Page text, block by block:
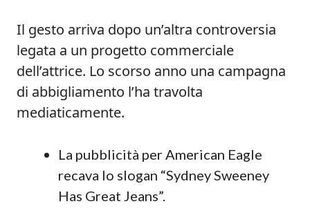
Il gesto arriva dopo un’altra controversia
legata a un progetto commerciale
dell’attrice. Lo scorso anno una campagna
di abbigliamento l’ha travolta
mediaticamente.
La pubblicità per American Eagle
recava lo slogan “Sydney Sweeney
Has Great Jeans”.